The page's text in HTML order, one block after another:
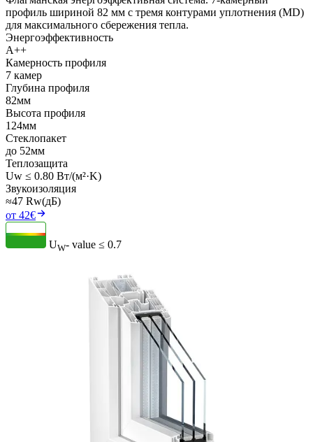
профиль шириной 82 мм с тремя контурами уплотнения (MD)
для максимального сбережения тепла.
Энергоэффективность
A++
Камерность профиля
7 камер
Глубина профиля
82мм
Высота профиля
124мм
Стеклопакет
до 52мм
Теплозащита
Uw ≤ 0.80 Вт/(м²·K)
Звукоизоляция
≈47 Rw(дБ)
от 42€
UW- value ≤ 0.7